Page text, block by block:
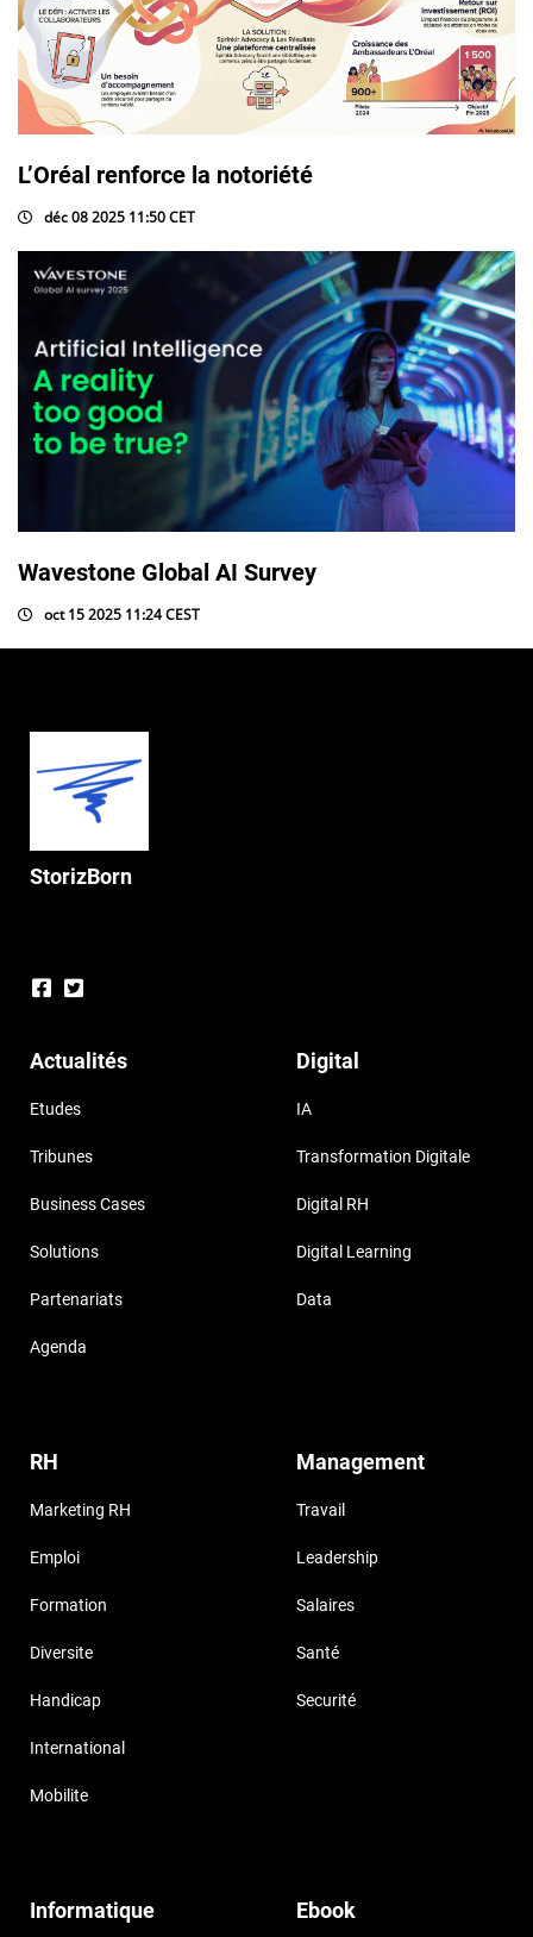
L’Oréal renforce la notoriété
déc 08 2025 11:50 CET
Wavestone Global AI Survey
oct 15 2025 11:24 CEST
StorizBorn
Actualités
Etudes
Tribunes
Business Cases
Solutions
Partenariats
Agenda
Digital
IA
Transformation Digitale
Digital RH
Digital Learning
Data
RH
Marketing RH
Emploi
Formation
Diversite
Handicap
International
Mobilite
Management
Travail
Leadership
Salaires
Santé
Securité
Informatique Ebook